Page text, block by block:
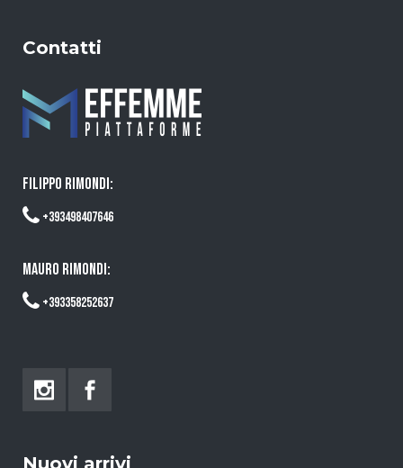
Contatti
FILIPPO RIMONDI:
+393498407646
MAURO RIMONDI:
+393358252637
Nuovi arrivi